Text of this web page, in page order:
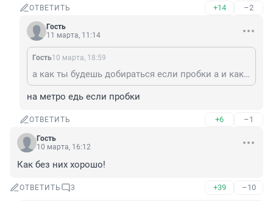
ОТВЕТИТЬ +14 –2
Гость
11 марта, 11:14
Гость10 марта, 18:59
а как ты будешь добираться если пробки а и как доставщики будут ездить а
на метро едь если пробки
ОТВЕТИТЬ +6 –1
Гость
10 марта, 16:12
Как без них хорошо!
ОТВЕТИТЬ 3 +39 –10